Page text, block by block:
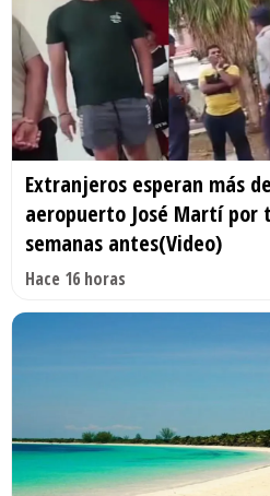
Extranjeros esperan más
aeropuerto José Martí por
semanas antes(Video)
Hace 16 horas